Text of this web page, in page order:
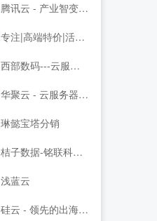
腾讯云 - 产业智变 云启未来
专注|高端特价|活动主机| 无套路|续费同价|等主机服务器产品 - 飞凤互联
西部数码---云服务器-虚拟主机-域名注册,20年知名云服务商！
华聚云 - 云服务器租用提供商
琳懿宝塔分销
桔子数据-铭联科技-企业级云服务器、虚拟主机、服务器租用托管服务提供商-桔子数据
浅蓝云
硅云 - 领先的出海IaaS云计算基础设施服务提供商